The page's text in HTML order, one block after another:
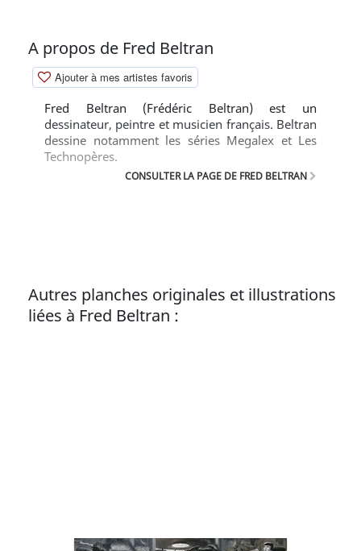
A propos de Fred Beltran
Ajouter à mes artistes favoris
Fred Beltran (Frédéric Beltran) est un
dessinateur, peintre et musicien français. Beltran
dessine notamment les séries Megalex et Les
Technopères.
CONSULTER LA PAGE DE FRED BELTRAN
Autres planches originales et illustrations
liées à Fred Beltran :